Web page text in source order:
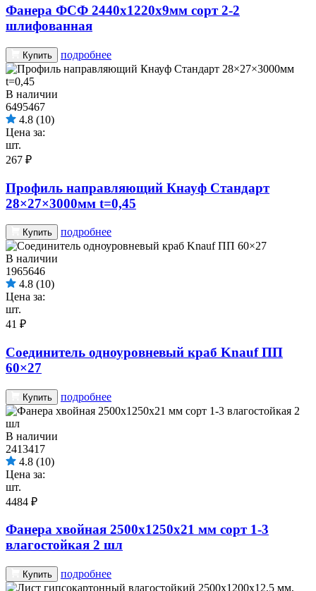
Фанера ФСФ 2440х1220х9мм сорт 2-2
шлифованная
Купить подробнее
В наличии
6495467
4.8 (10)
Цена за:
шт.
267 ₽
Профиль направляющий Кнауф Стандарт
28×27×3000мм t=0,45
Купить подробнее
В наличии
1965646
4.8 (10)
Цена за:
шт.
41 ₽
Соединитель одноуровневый краб Knauf ПП
60×27
Купить подробнее
В наличии
2413417
4.8 (10)
Цена за:
шт.
4484 ₽
Фанера хвойная 2500х1250х21 мм сорт 1-3
влагостойкая 2 шл
Купить подробнее